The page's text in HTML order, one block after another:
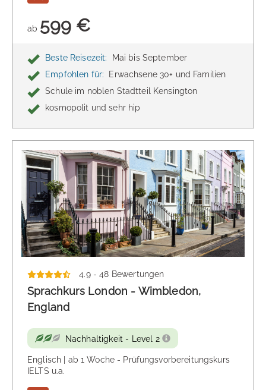
ab 599 €
Beste Reisezeit:
Mai bis September
Empfohlen für:
Erwachsene 30+ und Familien
Schule im noblen Stadtteil Kensington
kosmopolit und sehr hip
4.9 - 48 Bewertungen
Sprachkurs London - Wimbledon,
England
Nachhaltigkeit - Level 2
Englisch | ab 1 Woche - Prüfungsvorbereitungskurs
IELTS u.a.